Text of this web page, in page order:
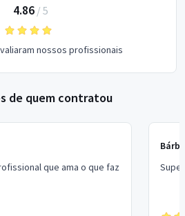
4.86/ 5
nossos profissionais
de quem contratou
que ama o que faz